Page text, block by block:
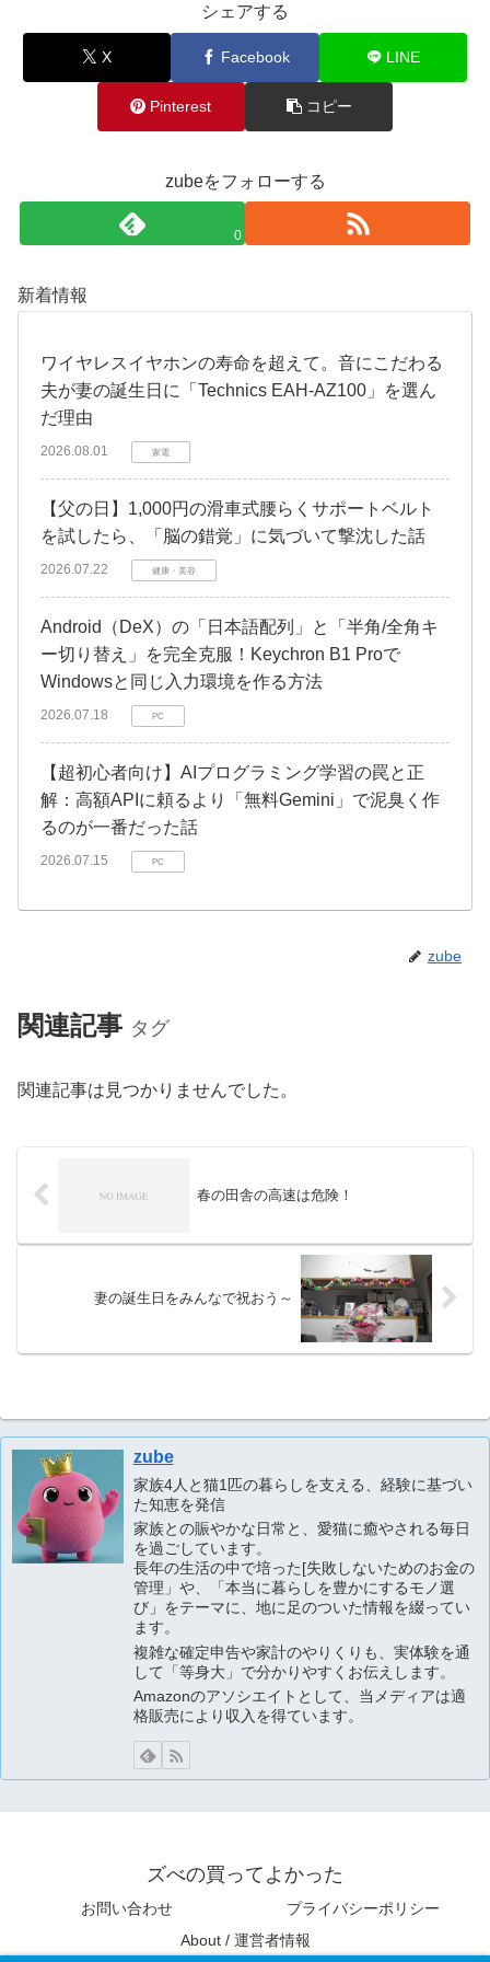
シェアする
X Facebook LINE
Pinterest コピー
zubeをフォローする
0
新着情報
​ワイヤレスイヤホンの寿命を超えて。音にこだわる
夫が妻の誕生日に「Technics EAH-AZ100」を選ん
だ理由
2026.08.01 家電
​【父の日】1,000円の滑車式腰らくサポートベルト
を試したら、「脳の錯覚」に気づいて撃沈した話
2026.07.22 健康・美容
Android（DeX）の「日本語配列」と「半角/全角キ
ー切り替え」を完全克服！Keychron B1 Proで
Windowsと同じ入力環境を作る方法
2026.07.18 PC
【超初心者向け】AIプログラミング学習の罠と正
解：高額APIに頼るより「無料Gemini」で泥臭く作
るのが一番だった話
2026.07.15 PC
zube
関連記事 タグ
関連記事は見つかりませんでした。
春の田舎の高速は危険！
妻の誕生日をみんなで祝おう～
zube
家族4人と猫1匹の暮らしを支える、経験に基づい
た知恵を発信
家族との賑やかな日常と、愛猫に癒やされる毎日
を過ごしています。
長年の生活の中で培った[失敗しないためのお金の
管理」や、「本当に暮らしを豊かにするモノ選
び」をテーマに、地に足のついた情報を綴ってい
ます。
複雑な確定申告や家計のやりくりも、実体験を通
して「等身大」で分かりやすくお伝えします。
Amazonのアソシエイトとして、当メディアは適
格販売により収入を得ています。
ズべの買ってよかった
お問い合わせ
プライバシーポリシー
About / 運営者情報